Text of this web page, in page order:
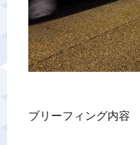
プラ
ブリーフィング内容